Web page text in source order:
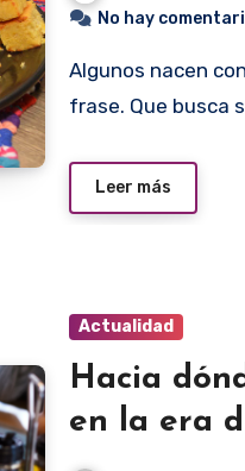
No hay
Algunos nacen con estrellas y otros estrellados. Famooosa
frase. Que busca
Leer más
Actualidad
Hacia
en la era